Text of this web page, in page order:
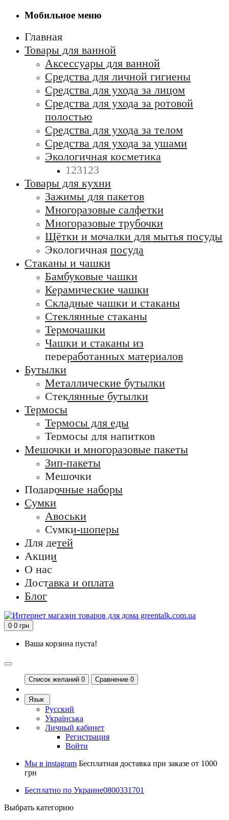
Мобильное меню
Главная
Товары для ванной
Аксессуары для ванной
Средства для личной гигиены
Средства для ухода за лицом
Средства для ухода за ротовой
полостью
Средства для ухода за телом
Средства для ухода за ушами
Экологичная косметика
123123
Товары для кухни
Зажимы для пакетов
Многоразовые салфетки
Многоразовые трубочки
Щётки и мочалки для мытья посуды
Экологичная посуда
Стаканы и чашки
Бамбуковые чашки
Керамические чашки
Складные чашки и стаканы
Стеклянные стаканы
Термочашки
Чашки и стаканы из
переработанных материалов
Бутылки
Металлические бутылки
Стеклянные бутылки
Термосы
Термосы для еды
Термосы для напитков
Мешочки и многоразовые пакеты
Зип-пакеты
Мешочки
Подарочные наборы
Сумки
Авоськи
Сумки-шоперы
Для детей
Акции
О нас
Доставка и оплата
Блог
0 0 грн
Ваша корзина пуста!
Список желаний 0 Сравнение 0
Язык
Русский
Українська
Личный кабинет
Регистрация
Войти
Мы в instagram Бесплатная доставка при заказе от 1000
грн
Бесплатно по Украине0800331701
Выбрать категорию